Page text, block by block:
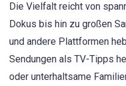
Die Vielfalt reicht von
Dokus bis hin zu großen
und andere Plattformen
Sendungen als TV-Tipps
oder unterhaltsame